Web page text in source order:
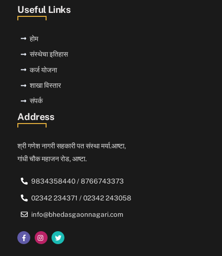
Useful Links
होम
संस्थेचा इतिहास
कर्ज योजना
शाखा विस्तार
संपर्क
Address
श्री गणेश नागरी सहकारी पत संस्था मर्या.आष्टा,
गांधी चौक महाजन रोड, आष्टा.
9834358440 / 8766743373
02342 234371 / 02342 243058
info@bhedasgaonnagari.com